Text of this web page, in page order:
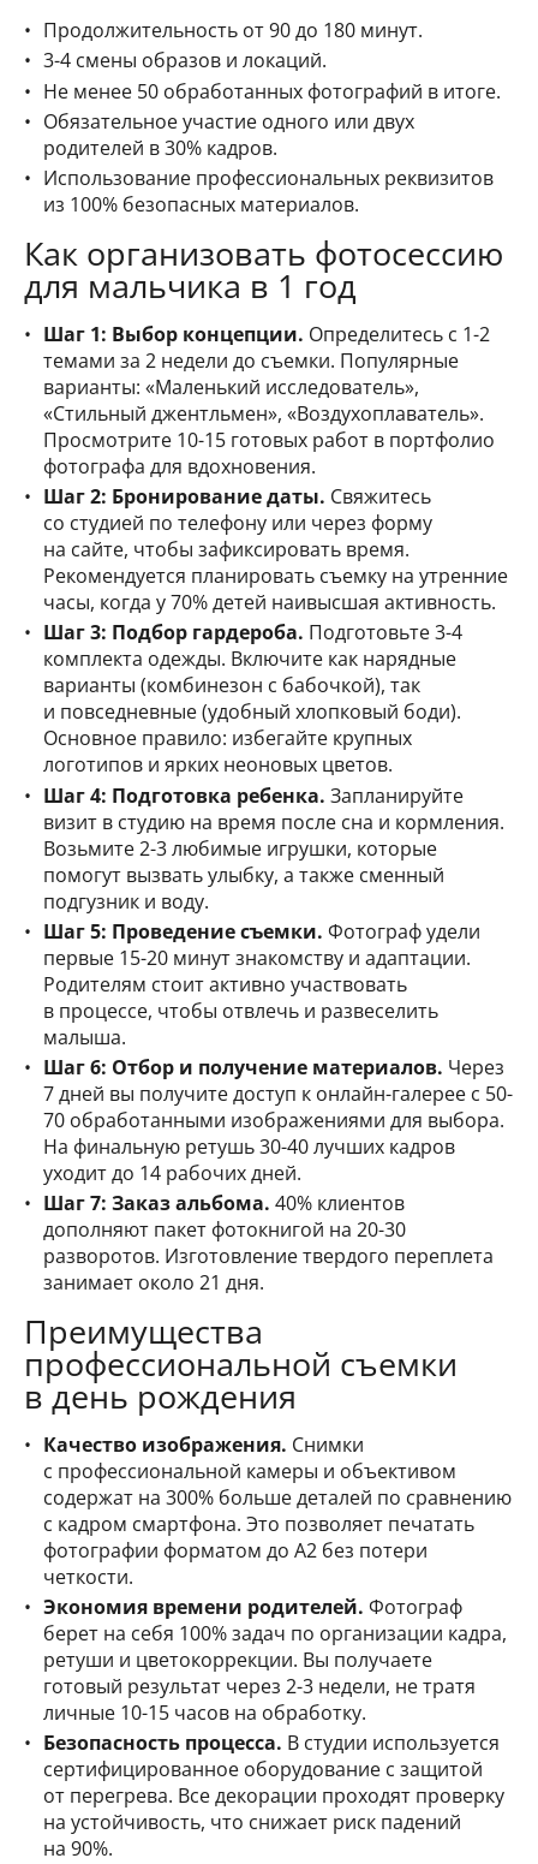
Продолжительность от 90 до 180 минут.
3-4 смены образов и локаций.
Не менее 50 обработанных фотографий в итоге.
Обязательное участие одного или двух
родителей в 30% кадров.
Использование профессиональных реквизитов
из 100% безопасных материалов.
Как организовать фотосессию
для мальчика в 1 год
Шаг 1: Выбор концепции. Определитесь с 1-2
темами за 2 недели до съемки. Популярные
варианты: «Маленький исследователь»,
«Стильный джентльмен», «Воздухоплаватель».
Просмотрите 10-15 готовых работ в портфолио
фотографа для вдохновения.
Шаг 2: Бронирование даты. Свяжитесь
со студией по телефону или через форму
на сайте, чтобы зафиксировать время.
Рекомендуется планировать съемку на утренние
часы, когда у 70% детей наивысшая активность.
Шаг 3: Подбор гардероба. Подготовьте 3-4
комплекта одежды. Включите как нарядные
варианты (комбинезон с бабочкой), так
и повседневные (удобный хлопковый боди).
Основное правило: избегайте крупных
логотипов и ярких неоновых цветов.
Шаг 4: Подготовка ребенка. Запланируйте
визит в студию на время после сна и кормления.
Возьмите 2-3 любимые игрушки, которые
помогут вызвать улыбку, а также сменный
подгузник и воду.
Шаг 5: Проведение съемки. Фотограф удели
первые 15-20 минут знакомству и адаптации.
Родителям стоит активно участвовать
в процессе, чтобы отвлечь и развеселить
малыша.
Шаг 6: Отбор и получение материалов. Через
7 дней вы получите доступ к онлайн-галерее с 50-
70 обработанными изображениями для выбора.
На финальную ретушь 30-40 лучших кадров
уходит до 14 рабочих дней.
Шаг 7: Заказ альбома. 40% клиентов
дополняют пакет фотокнигой на 20-30
разворотов. Изготовление твердого переплета
занимает около 21 дня.
Преимущества
профессиональной съемки
в день рождения
Качество изображения. Снимки
с профессиональной камеры и объективом
содержат на 300% больше деталей по сравнению
с кадром смартфона. Это позволяет печатать
фотографии форматом до А2 без потери
четкости.
Экономия времени родителей. Фотограф
берет на себя 100% задач по организации кадра,
ретуши и цветокоррекции. Вы получаете
готовый результат через 2-3 недели, не тратя
личные 10-15 часов на обработку.
Безопасность процесса. В студии используется
сертифицированное оборудование с защитой
от перегрева. Все декорации проходят проверку
на устойчивость, что снижает риск падений
на 90%.